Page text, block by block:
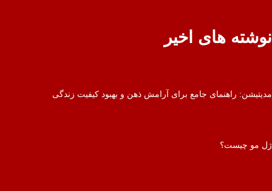
نوشته های اخیر
مدیتیشن: راهنمای جامع برای آرامش ذهن و بهبود کیفیت زندگی
ژل مو چیست؟